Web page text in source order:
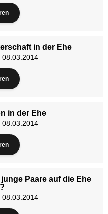
in der Ehe
08.03.2014
in der Ehe
08.03.2014
Paare auf die Ehe
08.03.2014